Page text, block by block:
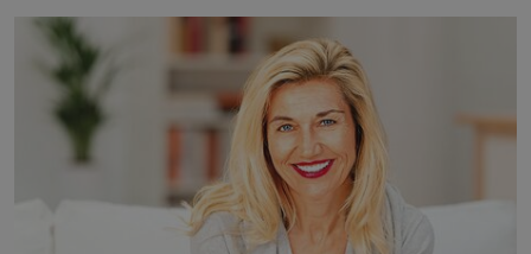
procházel uličkami lotyšské Rigy? Casanova v Pobaltí
kontaktoval tamní zednářské lóže. Nebyl v této
oblasti žádným nováčkem, protože do zednářské